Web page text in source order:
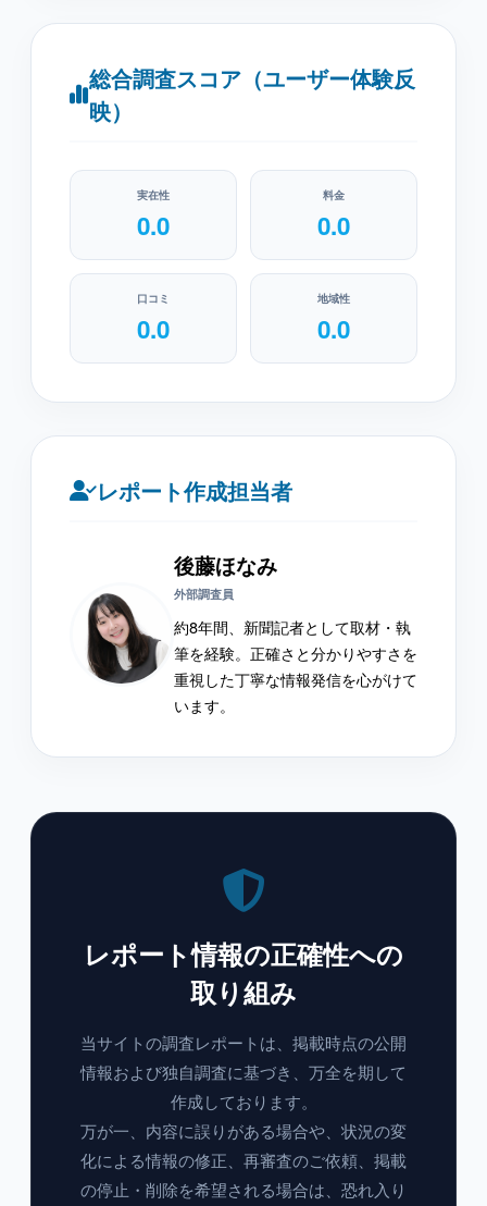
総合調査スコア（ユーザー体験反
映）
実在性
0.0
料金
0.0
口コミ
0.0
地域性
0.0
レポート作成担当者
後藤ほなみ
外部調査員
約8年間、新聞記者として取材・執
筆を経験。正確さと分かりやすさを
重視した丁寧な情報発信を心がけて
います。
レポート情報の正確性への
取り組み
当サイトの調査レポートは、掲載時点の公開
情報および独自調査に基づき、万全を期して
作成しております。
万が一、内容に誤りがある場合や、状況の変
化による情報の修正、再審査のご依頼、掲載
の停止・削除を希望される場合は、恐れ入り